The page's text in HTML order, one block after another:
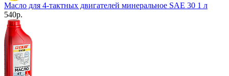
Масло для 4-тактных двигателей минеральное SAE 30 1 л
540р.